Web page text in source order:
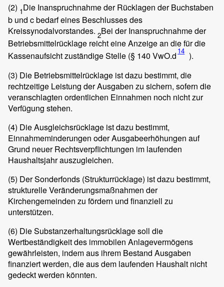
(2) 1Die Inanspruchnahme der Rücklagen der Buchstaben
b und c bedarf eines Beschlusses des
Kreissynodalvorstandes. 2Bei der Inanspruchnahme der
Betriebsmittelrücklage reicht eine Anzeige an die für die
Kassenaufsicht zuständige Stelle (§ 140 VwO.d 14 ).
(3) Die Betriebsmittelrücklage ist dazu bestimmt, die
rechtzeitige Leistung der Ausgaben zu sichern, sofern die
veranschlagten ordentlichen Einnahmen noch nicht zur
Verfügung stehen.
(4) Die Ausgleichsrücklage ist dazu bestimmt,
Einnahmeminderungen oder Ausgabeerhöhungen auf
Grund neuer Rechtsverpflichtungen im laufenden
Haushaltsjahr auszugleichen.
(5) Der Sonderfonds (Strukturrücklage) ist dazu bestimmt,
strukturelle Veränderungsmaßnahmen der
Kirchengemeinden zu fördern und finanziell zu
unterstützen.
(6) Die Substanzerhaltungsrücklage soll die
Wertbeständigkeit des immobilen Anlagevermögens
gewährleisten, indem aus ihrem Bestand Ausgaben
finanziert werden, die aus dem laufenden Haushalt nicht
gedeckt werden könnten.